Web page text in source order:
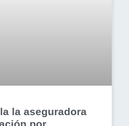
la aseguradora